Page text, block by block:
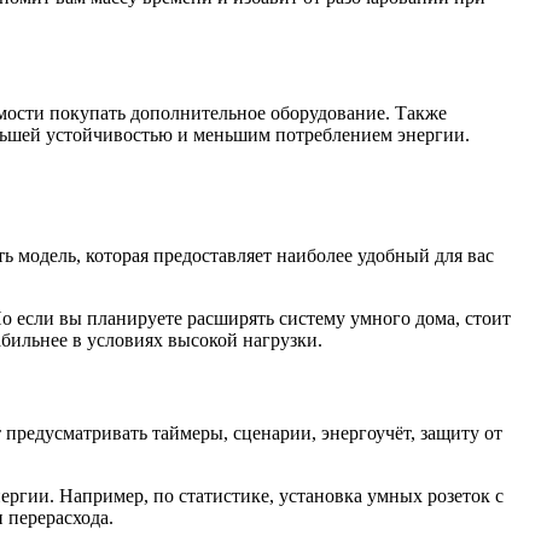
покупать дополнительное оборудование. Также
устойчивостью и меньшим потреблением энергии.
которая предоставляет наиболее удобный для вас
если вы планируете расширять систему умного дома, стоит
в условиях высокой нагрузки.
таймеры, сценарии, энергоучёт, защиту от
Например, по статистике, установка умных розеток с